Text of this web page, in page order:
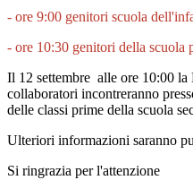
- ore 9:00 genitori scuola
- ore 10:30 genitori della scuola
Il 12 settembre alle ore 10:00 la
collaboratori incontreranno
delle classi prime della scuola
Ulteriori informazioni saranno
Si ringrazia per l'attenzione